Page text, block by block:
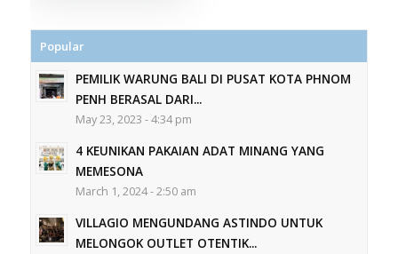
Popular
PEMILIK WARUNG BALI DI PUSAT KOTA PHNOM
PENH BERASAL DARI...
May 23, 2023 - 4:34 pm
4 KEUNIKAN PAKAIAN ADAT MINANG YANG
MEMESONA
March 1, 2024 - 2:50 am
VILLAGIO MENGUNDANG ASTINDO UNTUK
MELONGOK OUTLET OTENTIK...